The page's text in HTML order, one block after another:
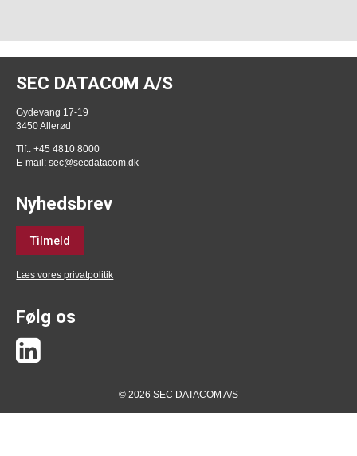
SEC DATACOM A/S
Gydevang 17-19
3450 Allerød
Tlf.: +45 4810 8000
E-mail:sec@secdatacom.dk
Nyhedsbrev
Tilmeld
Læs vores privatpolitik
Følg os
© 2026 SEC DATACOM A/S